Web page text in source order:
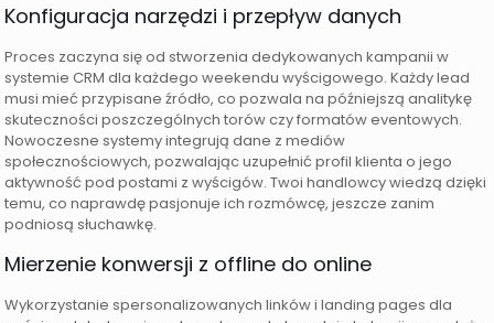
Konfiguracja narzędzi i przepływ danych
Proces zaczyna się od stworzenia dedykowanych kampanii w
systemie CRM dla każdego weekendu wyścigowego. Każdy lead
musi mieć przypisane źródło, co pozwala na późniejszą analitykę
skuteczności poszczególnych torów czy formatów eventowych.
Nowoczesne systemy integrują dane z mediów
społecznościowych, pozwalając uzupełnić profil klienta o jego
aktywność pod postami z wyścigów. Twoi handlowcy wiedzą dzięki
temu, co naprawdę pasjonuje ich rozmówcę, jeszcze zanim
podniosą słuchawkę.
Mierzenie konwersji z offline do online
Wykorzystanie spersonalizowanych linków i landing pages dla